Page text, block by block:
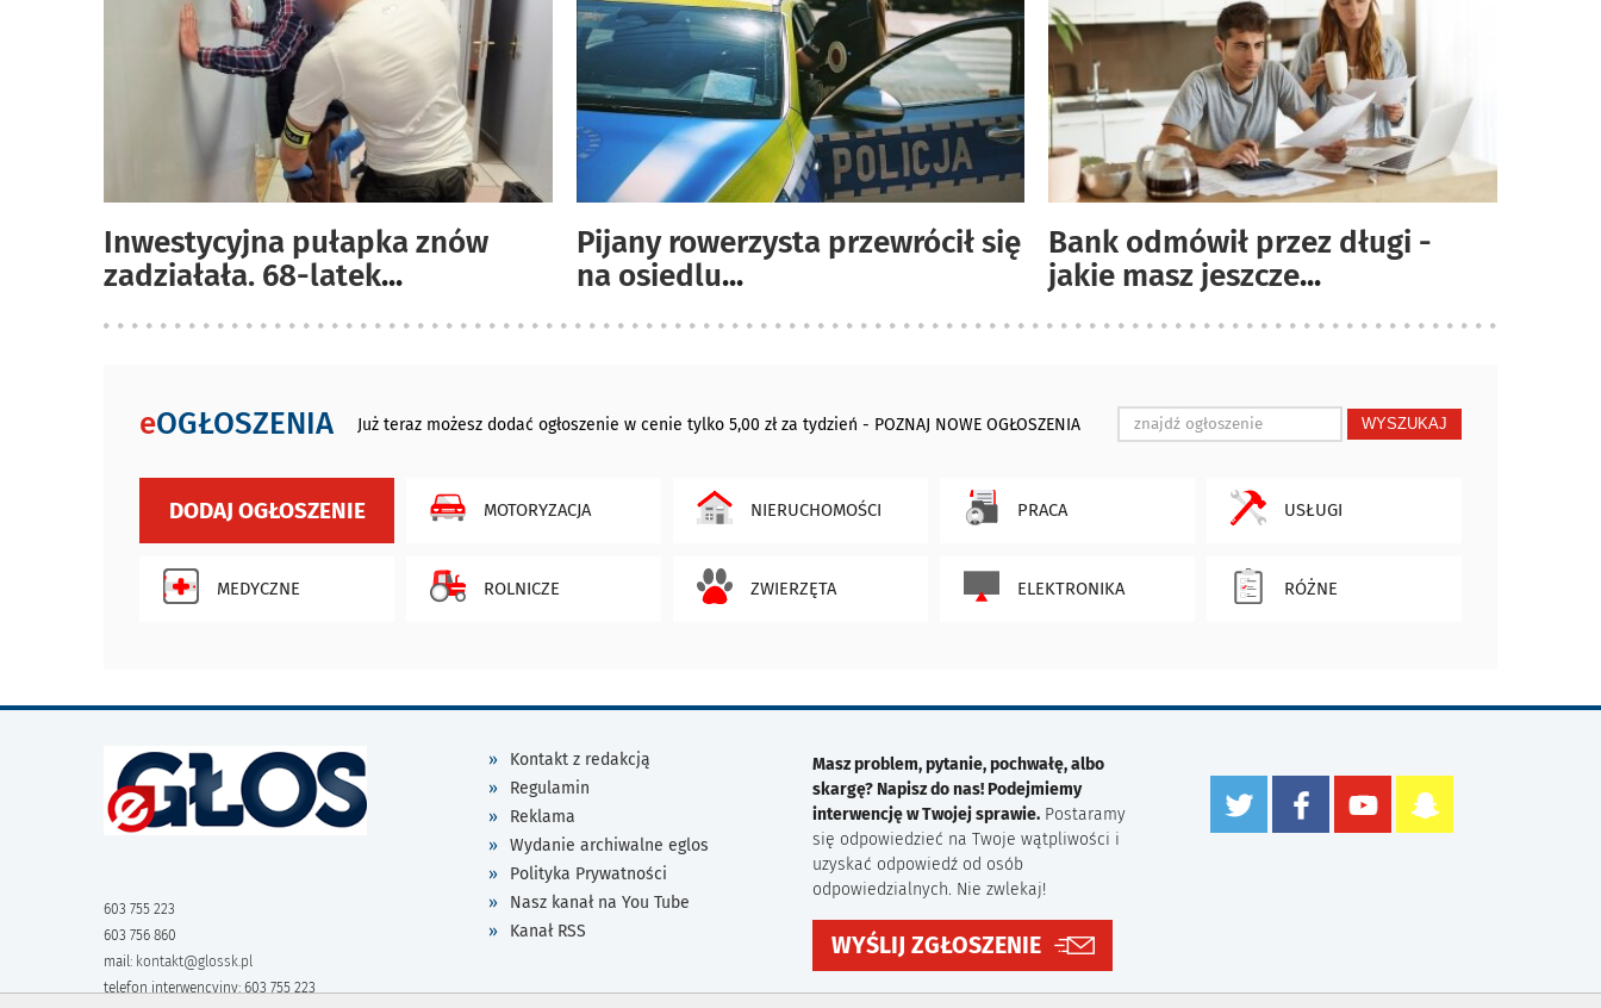
Inwestycyjna pułapka znów
zadziałała. 68-latek...
Pijany rowerzysta przewrócił się
na osiedlu...
Bank odmówił przez długi -
jakie masz jeszcze...
eOGŁOSZENIA Już teraz możesz dodać ogłoszenie w cenie tylko 5,00 zł za tydzień - POZNAJ NOWE OGŁOSZENIA WYSZUKAJ
DODAJ OGŁOSZENIE MOTORYZACJA NIERUCHOMOŚCI PRACA USŁUGI
MEDYCZNE ROLNICZE ZWIERZĘTA ELEKTRONIKA RÓŻNE
603 755 223
603 756 860
mail: kontakt@glossk.pl
telefon interwencyjny: 603 755 223
Kontakt z redakcją
Regulamin
Reklama
Wydanie archiwalne eglos
Polityka Prywatności
Nasz kanał na You Tube
Kanał RSS
Masz problem, pytanie, pochwałę, albo
skargę? Napisz do nas! Podejmiemy
interwencję w Twojej sprawie. Postaramy
się odpowiedzieć na Twoje wątpliwości i
uzyskać odpowiedź od osób
odpowiedzialnych. Nie zwlekaj!
WYŚLIJ ZGŁOSZENIE